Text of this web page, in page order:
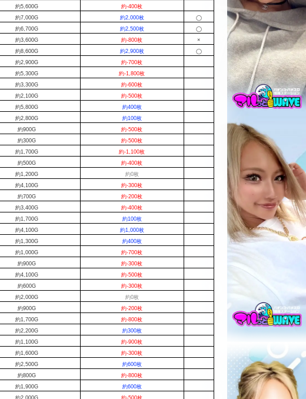
約5,600G 約-400枚
約7,000G 約2,000枚 ◯
約6,700G 約2,500枚 ◯
約3,600G 約-800枚 ×
約8,600G 約2,900枚 ◯
約2,900G 約-700枚
約5,300G 約-1,800枚
約3,300G 約-600枚
約2,100G 約-500枚
約5,800G 約400枚
約2,800G 約100枚
約900G 約-500枚
約300G 約-500枚
約1,700G 約-1,100枚
約500G 約-400枚
約1,200G 約0枚
約4,100G 約-300枚
約700G 約-200枚
約3,400G 約-400枚
約1,700G 約100枚
約4,100G 約1,000枚
約1,300G 約400枚
約1,000G 約-700枚
約900G 約-300枚
約4,100G 約-500枚
約600G 約-300枚
約2,000G 約0枚
約900G 約-200枚
約1,700G 約-800枚
約2,200G 約300枚
約1,100G 約-900枚
約1,600G 約-300枚
約2,500G 約600枚
約800G 約-800枚
約1,900G 約600枚